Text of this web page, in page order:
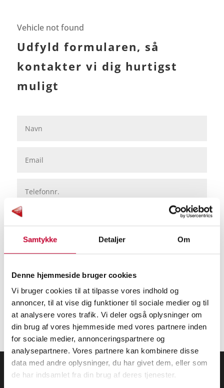
Samtykke Detaljer Om
Denne hjemmeside bruger cookies
Vi bruger cookies til at tilpasse vores indhold og
annoncer, til at vise dig funktioner til sociale medier og til
at analysere vores trafik. Vi deler også oplysninger om
din brug af vores hjemmeside med vores partnere inden
for sociale medier, annonceringspartnere og
analysepartnere. Vores partnere kan kombinere disse
data med andre oplysninger, du har givet dem, eller som
de har indsamlet fra din brug af deres tjenester.
Vehicle not found
Udfyld formularen, så
kontakter vi dig hurtigst
muligt
INDSEND
BALLERUP